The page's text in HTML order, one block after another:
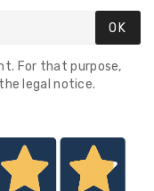
OK
For that purpose,
legal notice.